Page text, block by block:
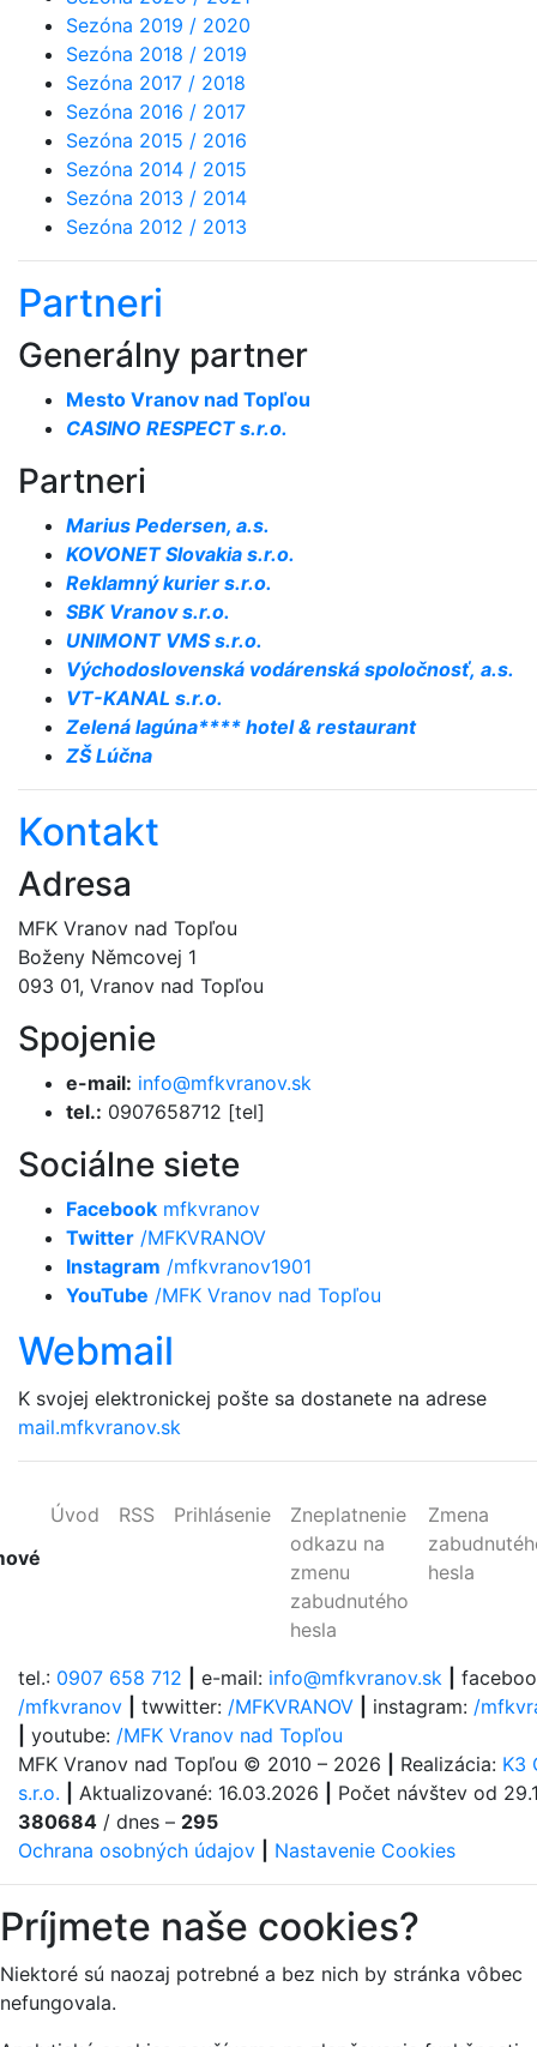
Sezóna 2019 / 2020
Sezóna 2018 / 2019
Sezóna 2017 / 2018
Sezóna 2016 / 2017
Sezóna 2015 / 2016
Sezóna 2014 / 2015
Sezóna 2013 / 2014
Sezóna 2012 / 2013
Partneri
Generálny partner
Mesto Vranov nad Topľou
CASINO RESPECT s.r.o.
Partneri
Marius Pedersen, a.s.
KOVONET Slovakia s.r.o.
Reklamný kurier s.r.o.
SBK Vranov s.r.o.
UNIMONT VMS s.r.o.
Východoslovenská vodárenská spoločnosť, a.s.
VT-KANAL s.r.o.
Zelená lagúna**** hotel & restaurant
ZŠ Lúčna
Kontakt
Adresa
MFK Vranov nad Topľou
Boženy Němcovej 1
093 01, Vranov nad Topľou
Spojenie
e-mail: info@mfkvranov.sk
tel.: 0907658712 [tel]
Sociálne siete
Facebook mfkvranov
Twitter /MFKVRANOV
Instagram /mfkvranov1901
YouTube /MFK Vranov nad Topľou
Webmail
K svojej elektronickej pošte sa dostanete na adrese
mail.mfkvranov.sk
Úvod RSS Prihlásenie
Zneplatnenie
odkazu na
zmenu
zabudnutého
hesla
Zmena
hesla
tel.: 0907 658 712 e-mail: info@mfkvranov.sk
/mfkvranov
twwitter: /MFKVRANOV instagram: /
youtube: /MFK Vranov nad Topľou
MFK Vranov nad Topľou © 2010 – 2026 Realizácia: K3
s.r.o.
Aktualizované: 16.03.2026
Počet návštev od
380684 / dnes – 295
Ochrana osobných údajov
Nastavenie Cookies
Príjmete naše cookies?
Niektoré sú naozaj potrebné a bez nich by stránka vôbec
nefungovala.